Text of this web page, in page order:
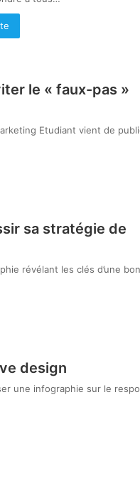
le « faux-pas »
Etudiant vient de
sa stratégie de
révélant les clés d’une
design
une infographie sur le